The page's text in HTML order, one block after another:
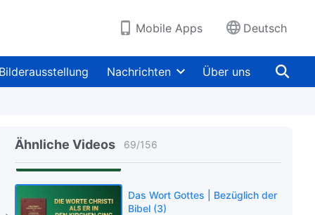
Mobile Apps Deutsch
Bilderausstellung Nachrichten Über uns
Ähnliche Videos 69/156
51:30
Gottes Werk (3) (Teil Zwei)
39:28
Das Wort Gottes | Bezüglich der
Bibel (3)